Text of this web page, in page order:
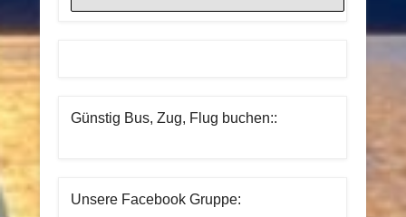
Günstig Bus, Zug, Flug buchen::
Unsere Facebook Gruppe: